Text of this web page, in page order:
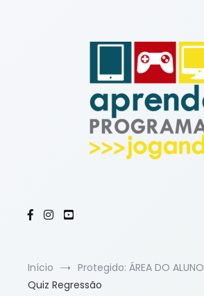
Início
Protegido: ÁREA DO ALUNO
Quiz Regressão